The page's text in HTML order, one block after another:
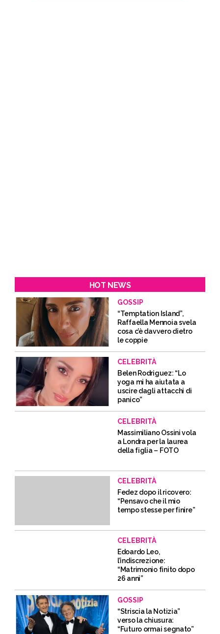
HOT NEWS
GOSSIP
“Temptation Island”,
Raffaella Mennoia svela
cosa c’è davvero dietro
le coppie
CELEBRITÀ
Belen Rodriguez: “Lo
yoga mi ha aiutata a
uscire dagli attacchi di
panico”
CELEBRITÀ
Massimiliano Ossini vola
a Londra per la laurea
della figlia – FOTO
CELEBRITÀ
Fedez dopo il ricovero:
“Pensavo che il mio
tempo stesse per finire”
CELEBRITÀ
Edoardo Leo,
l’indiscrezione:
“Matrimonio finito dopo
26 anni”
GOSSIP
“Striscia la Notizia”
verso la chiusura:
“Futuro ormai segnato”